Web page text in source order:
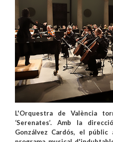
L'Orquestra de València
‘Serenates’. Amb la
Gonzálvez Cardós, el